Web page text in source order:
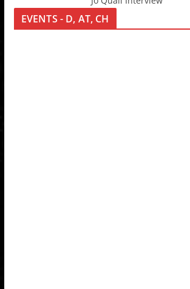
EVENTS - D, AT, CH